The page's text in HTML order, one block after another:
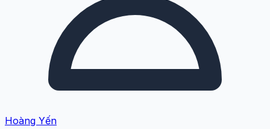
Hoàng Yến